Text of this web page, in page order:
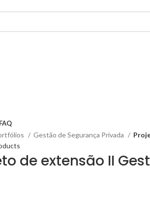
FAQ
Gestão de Segurança Privada
de extensão II